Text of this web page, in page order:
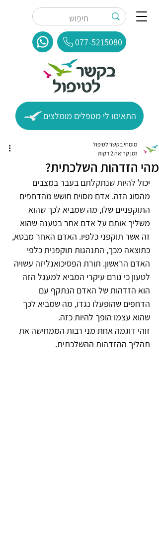
077-5215080
התאימו לי מטפלים מומלצים
מהי הזדהות השלכתית?
מומחי בקשר לטיפול
זמן קריאה 2 דקות
יכול להיות שנתקלתם בעבר במצבים
מהסוג הזה. אדם מסוים חושש מהדחפים
התוקפניים שלו, מה שמביא לכך שהוא
משליך אותם על אדם אחר בטענה שהוא
זה אשר תוקפני כלפיו. האדם האחר מבטא,
כתוצאה מכך, התנהגות תוקפנית כלפי
האדם הראשון. תורת הפסיכואנליזה עשויה
לטעון כי גורם עיקרי המביא למעגל הזה
הוא הזדהות של האדם הנתקף עם
הדחפים שהופעלו נגדו, מה שמביא לכך
שהוא עצמו הופך להיות כזה.
זוהי דוגמה אחת מני רבות הממחישה את
תהליך ההזדהות ההשלכתית.